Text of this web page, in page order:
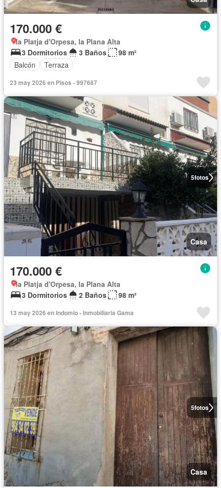
170.000 €
la Platja d'Orpesa, la Plana Alta
3 Dormitorios
3 Baños
98 m²
Balcón
Terraza
23 may 2026 en Pisos - 997687
5fotos
Casa
170.000 €
la Platja d'Orpesa, la Plana Alta
3 Dormitorios
2 Baños 98 m²
13 may 2026 en Indomio - Inmobiliaria Gama
5fotos
Casa